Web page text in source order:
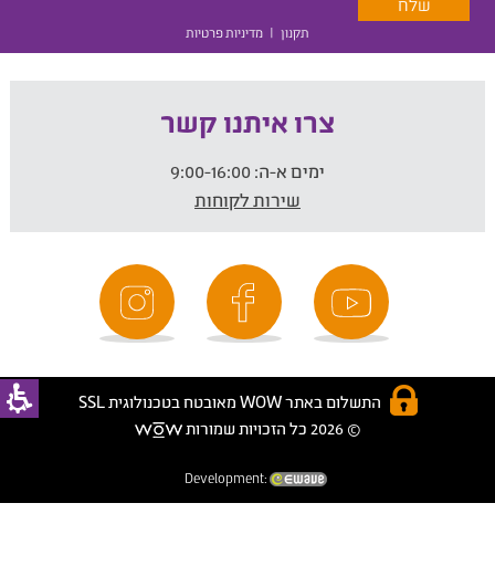
תקנון | מדיניות פרטיות
צרו איתנו קשר
ימים א-ה:
שירות לקוחות
התשלום באתר WOW מאובטח בטכנולוגית SSL
© 2026 כל הזכויות שמורות
Development: